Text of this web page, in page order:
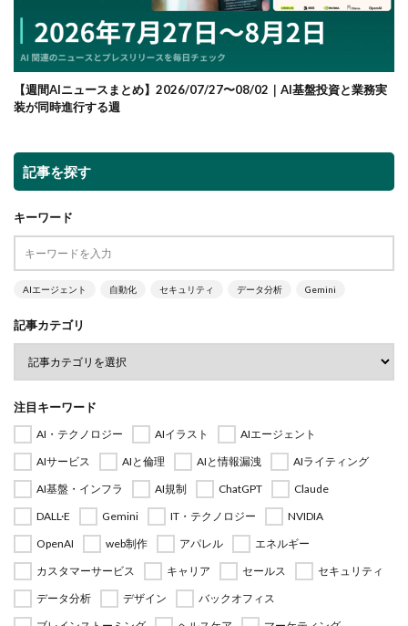
【週間AIニュースまとめ】2026/07/27〜08/02｜AI基盤投資と業務実
装が同時進行する週
記事を探す
キーワード
AIエージェント 自動化 セキュリティ データ分析 Gemini
記事カテゴリ
注目キーワード
AI・テクノロジー AIイラスト
AIエージェント
AIサービス
AIと倫理 AIと情報漏洩
AIライティング
AI基盤・インフラ
AI規制 ChatGPT
Claude
DALL·E
Gemini IT・テクノロジー
NVIDIA
OpenAI
web制作 アパレル
エネルギー
カスタマーサービス
キャリア セールス
セキュリティ
データ分析
デザイン
バックオフィス